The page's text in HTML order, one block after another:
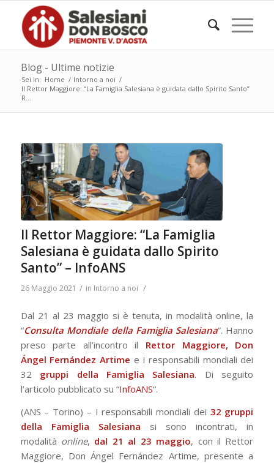
Blog - Ultime notizie
Sei in: Home / Intorno a noi /
Il Rettor Maggiore: “La Famiglia Salesiana è guidata dallo Spirito Santo”
R...
Il Rettor Maggiore: “La Famiglia
Salesiana è guidata dallo Spirito
Santo” – InfoANS
26 Maggio 2021 / in Intorno a noi /
Dal 21 al 23 maggio si è tenuta, in modalità online, la
“Consulta Mondiale della Famiglia Salesiana”. Hanno
preso parte all’incontro il Rettor Maggiore, Don
Ángel Fernández Artime e i responsabili mondiali dei
32 gruppi della Famiglia Salesiana. Di seguito
l’articolo pubblicato su “InfoANS“.
(ANS – Torino) – I responsabili mondiali dei 32 gruppi
della Famiglia Salesiana si sono incontrati, in
modalità online, dal 21 al 23 maggio, con il Rettor
Maggiore, Don Ángel Fernández Artime, presente a